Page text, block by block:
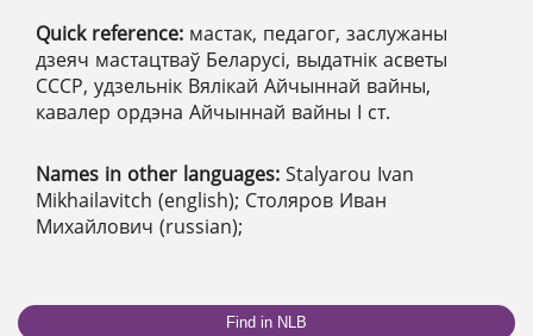
Quick reference: мастак, педагог, заслужаны
дзеяч мастацтваў Беларусі, выдатнік асветы
СССР, удзельнік Вялікай Айчыннай вайны,
кавалер ордэна Айчыннай вайны І ст.
Names in other languages: Stalyarou Ivan
Mikhailavitch (english); Столяров Иван
Михайлович (russian);
Find in NLB